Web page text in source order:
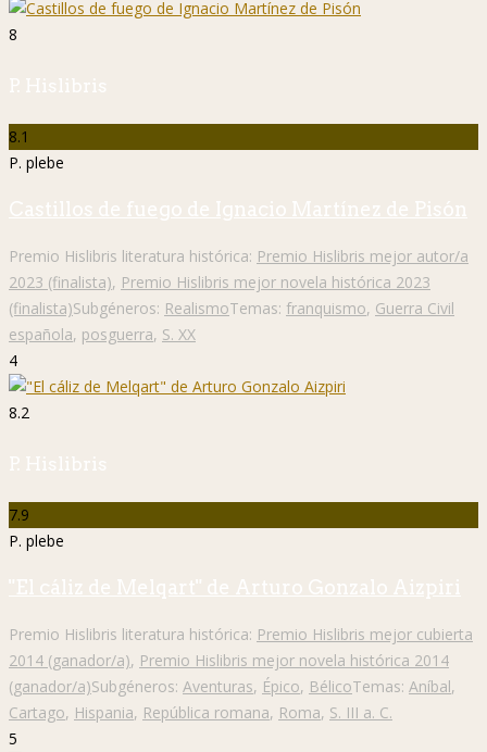
8
P. Hislibris
8.1
P. plebe
Castillos de fuego de Ignacio Martínez de Pisón
Premio Hislibris literatura histórica: Premio Hislibris mejor autor/a
2023 (finalista), Premio Hislibris mejor novela histórica 2023
(finalista)Subgéneros: RealismoTemas: franquismo, Guerra Civil
española, posguerra, S. XX
4
8.2
P. Hislibris
7.9
P. plebe
"El cáliz de Melqart" de Arturo Gonzalo Aizpiri
Premio Hislibris literatura histórica: Premio Hislibris mejor cubierta
2014 (ganador/a), Premio Hislibris mejor novela histórica 2014
(ganador/a)Subgéneros: Aventuras, Épico, BélicoTemas: Aníbal,
Cartago, Hispania, República romana, Roma, S. III a. C.
5